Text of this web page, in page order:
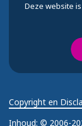
Deze website
Inhoud: © 2006-
Copyright en